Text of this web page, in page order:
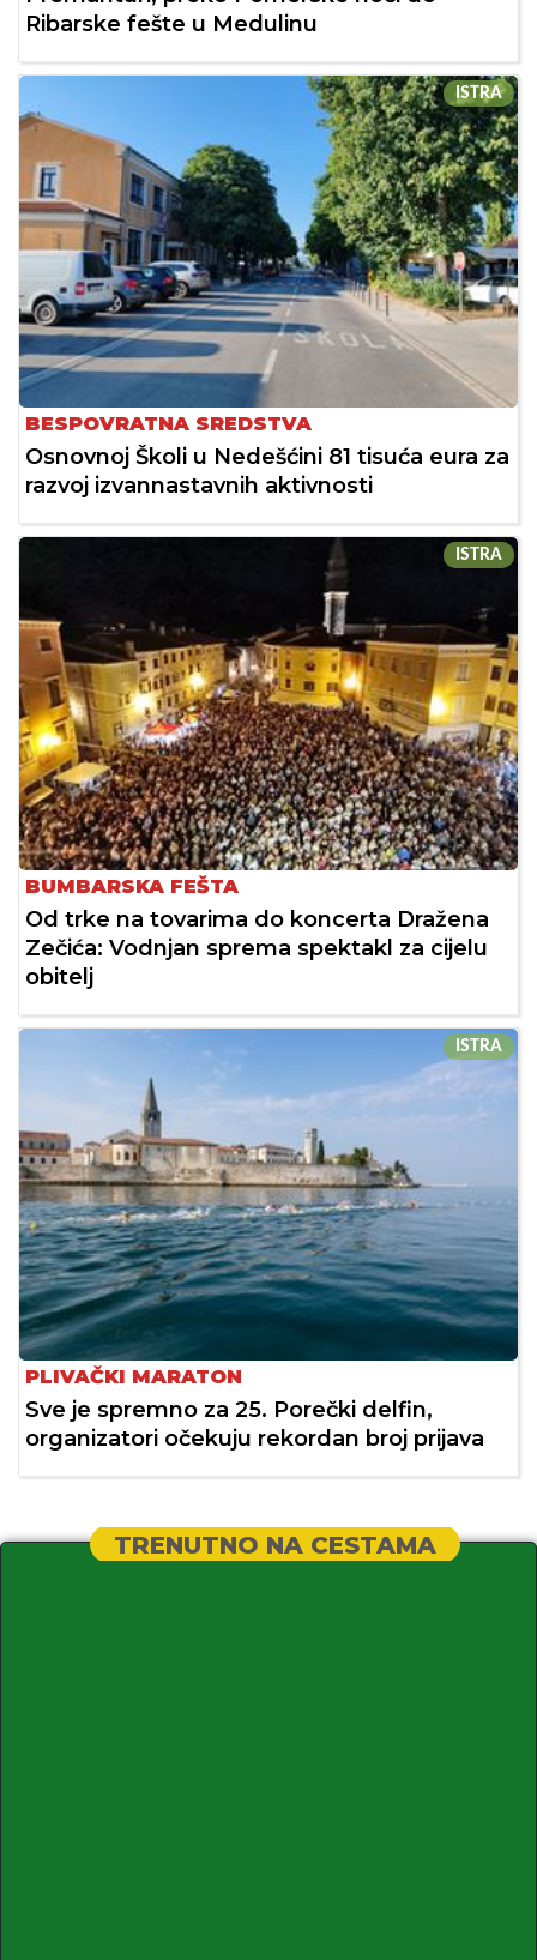
Ribarske fešte u Medulinu
ISTRA
BESPOVRATNA SREDSTVA
Osnovnoj Školi u Nedešćini 81 tisuća eura za
razvoj izvannastavnih aktivnosti
ISTRA
BUMBARSKA FEŠTA
Od trke na tovarima do koncerta Dražena
Zečića: Vodnjan sprema spektakl za cijelu
obitelj
ISTRA
PLIVAČKI MARATON
Sve je spremno za 25. Porečki delfin,
organizatori očekuju rekordan broj prijava
TRENUTNO NA CESTAMA